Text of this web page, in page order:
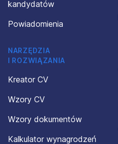
kandydatów
Powiadomienia
NARZĘDZIA
I ROZWIĄZANIA
Kreator CV
Wzory CV
Wzory dokumentów
Kalkulator wynagrodzeń